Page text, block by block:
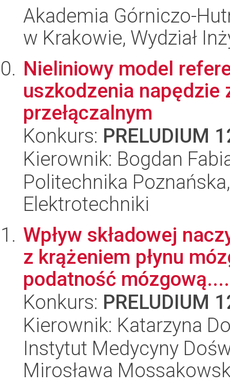
Akademia Górniczo-
w Krakowie, Wydział
Nieliniowy model
uszkodzenia
przełączalnym
Konkurs: PRELUDIUM
Kierownik: Bogdan
Politechnika
Elektrotechniki
Wpływ składowej
z krążeniem płynu
podatność mózgową....
Konkurs: PRELUDIUM
Kierownik: Katarzyna
Instytut Medycyny
Mirosława